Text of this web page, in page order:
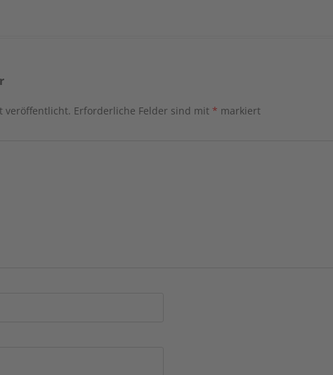
veröffentlicht. Erforderliche Felder sind mit * markiert